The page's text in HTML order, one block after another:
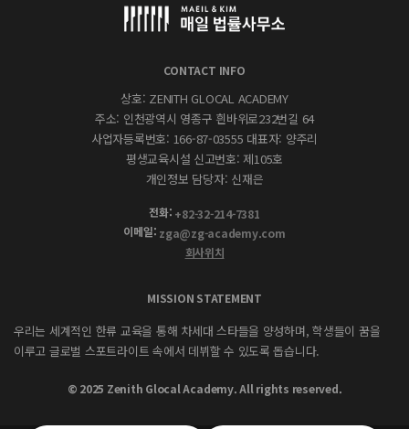
CONTACT INFO
상호: ZENITH GLOCAL ACADEMY
주소: 인천광역시 영종구 흰바위로232번길 64
사업자등록번호: 166-87-03555 대표자: 양주리
평생교육시설 신고번호: 제105호
개인정보 담당자: 신재은
전화: +82-32-214-7381
이메일: zga@zg-academy.com
회사위치
MISSION STATEMENT
우리는 세계적인 한류 교육을 통해 차세대 스타들을 양성하며, 학생들이 꿈을
이루고 글로벌 스포트라이트 속에서 데뷔할 수 있도록 돕습니다.
© 2025 Zenith Glocal Academy. All rights reserved.